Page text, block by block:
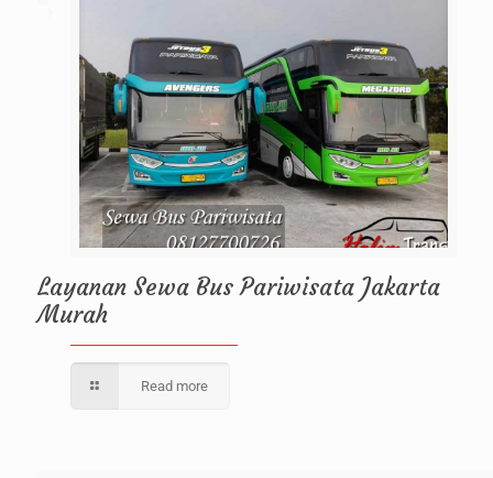
Layanan Sewa Bus Pariwisata Jakarta
Murah
Read more